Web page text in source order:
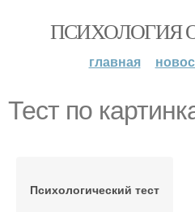
ПСИХОЛОГИЯ
главная
Тест по
Психологический тест